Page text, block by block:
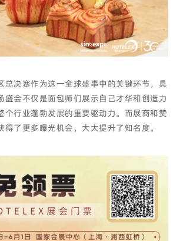
总决赛作为这一全球盛事中的关键环节，具
盛会不仅是面包师们展示自己才华和创造力
个行业蓬勃发展的重要驱动力。而展商和赞
了更多曝光机会，大大提升了知名度。